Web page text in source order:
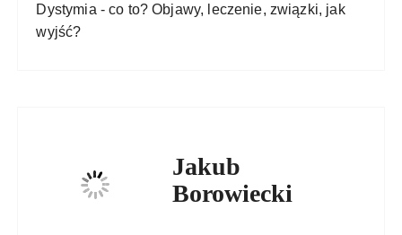
Dystymia - co to? Objawy, leczenie, związki, jak
wyjść?
Jakub
Borowiecki